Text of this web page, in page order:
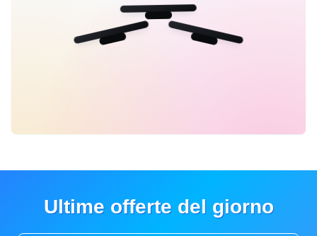
Ultime offerte del giorno